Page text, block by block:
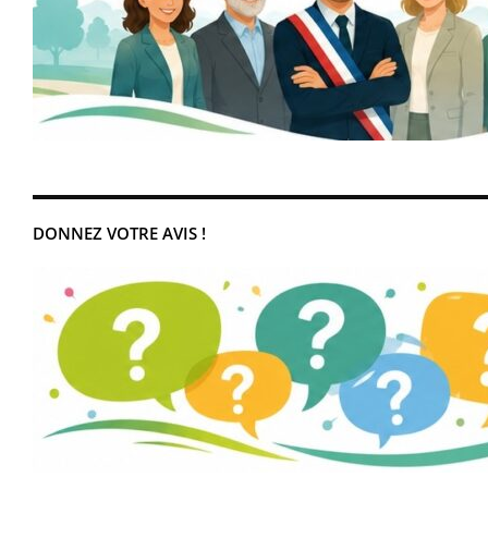
DONNEZ VOTRE AVIS !